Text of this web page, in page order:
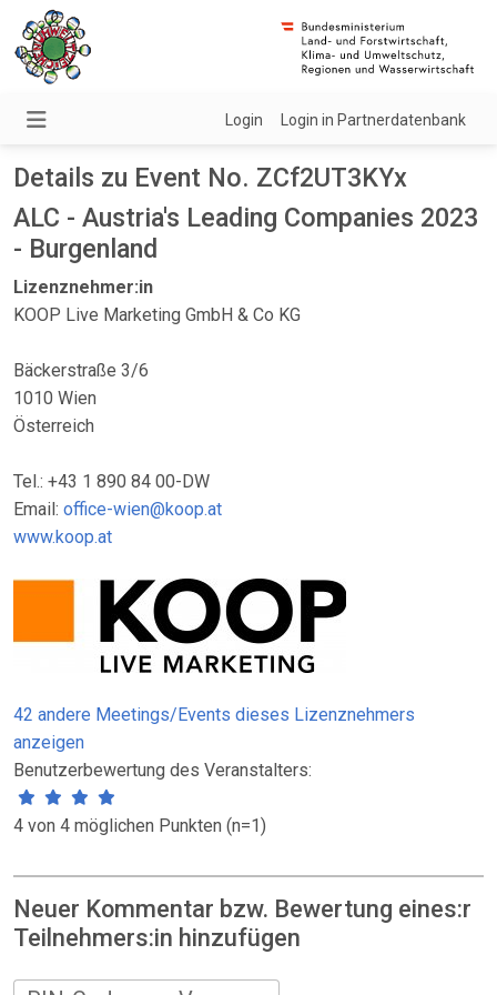
Login Login in Partnerdatenbank
Details zu Event No. ZCf2UT3KYx
ALC - Austria's Leading Companies 2023
- Burgenland
Lizenznehmer:in
KOOP Live Marketing GmbH & Co KG
Bäckerstraße 3/6
1010 Wien
Österreich
Tel.: +43 1 890 84 00-DW
Email: office-wien@koop.at
www.koop.at
42 andere Meetings/Events dieses Lizenznehmers
anzeigen
Benutzerbewertung des Veranstalters:
4 von 4 möglichen Punkten (n=1)
Neuer Kommentar bzw. Bewertung eines:r
Teilnehmers:in hinzufügen